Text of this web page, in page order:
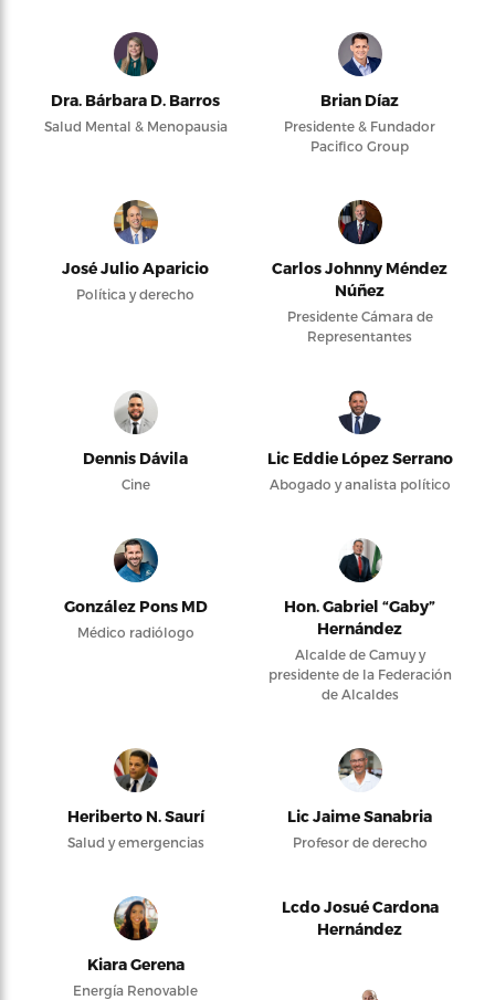
Dra. Bárbara D. Barros
Salud Mental & Menopausia
Brian Díaz
Presidente & Fundador
Pacifico Group
José Julio Aparicio
Política y derecho
Carlos Johnny Méndez
Núñez
Presidente Cámara de
Representantes
Dennis Dávila
Cine
Lic Eddie López Serrano
Abogado y analista político
González Pons MD
Médico radiólogo
Hon. Gabriel “Gaby”
Hernández
Alcalde de Camuy y
presidente de la Federación
de Alcaldes
Heriberto N. Saurí
Salud y emergencias
Lic Jaime Sanabria
Profesor de derecho
Kiara Gerena
Energía Renovable
Lcdo Josué Cardona
Hernández